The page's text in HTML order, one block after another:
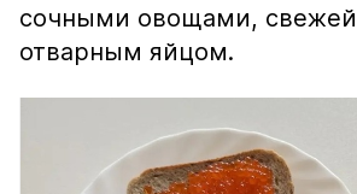
сочными овощами,
отварным яйцом.